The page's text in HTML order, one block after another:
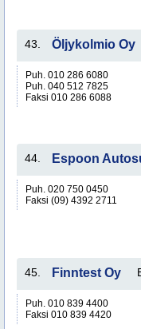
43. Öljykolmio Oy
Puh. 010 286 6080
Puh. 040 512 7825
Faksi 010 286 6088
44. Espoon
Puh. 020 750 0450
Faksi (09) 4392 2711
45. Finntest Oy
Puh. 010 839 4400
Faksi 010 839 4420